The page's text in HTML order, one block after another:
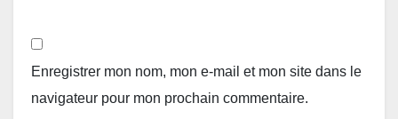
Enregistrer mon nom, mon e-mail et mon site dans le
navigateur pour mon prochain commentaire.